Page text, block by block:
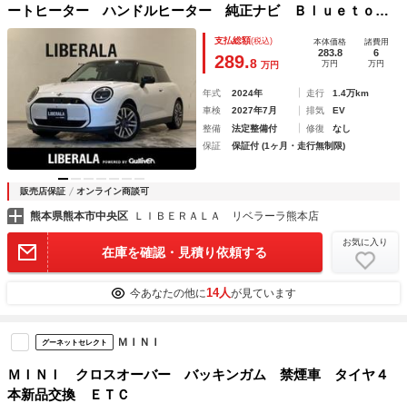
ートヒーター ハンドルヒーター 純正ナビ Ｂｌｕｅｔｏｏ
ｔｈ ＡｐｐｌｅＣａｒｐｌａｙ 全方位カメラ ＥＴＣ ワ
イヤレス充電 ヘッドアップディスプレイ 純正１７インチＡ
支払総額(税込)
289.8 万円
本体価格
283.8
万円
諸費用
6
万円
年式 2024年 走行
1.4万km
車検
2027年7月 排気
EV
整備
法定整備付 修復
なし
保証
保証付 (1ヶ月・走行無制限)
販売店保証 オンライン商談可
熊本県熊本市中央区 ＬＩＢＥＲＡＬＡ リベラーラ熊本店
在庫を確認・見積り依頼する
お気に入り
今あなたの他に14人が見ています
グーネットセレクト ＭＩＮＩ
ＭＩＮＩ クロスオーバー バッキンガム 禁煙車 タイヤ４
本新品交換 ＥＴＣ